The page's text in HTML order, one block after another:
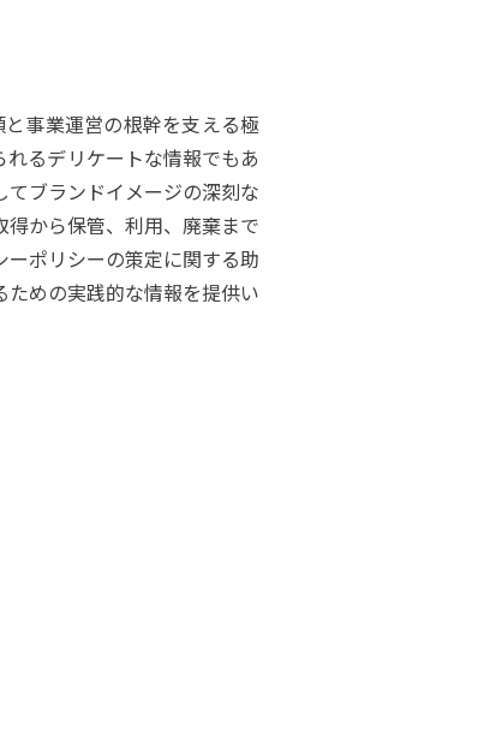
事業運営の根幹を支える極
るデリケートな情報でもあ
ブランドイメージの深刻な
から保管、利用、廃棄まで
ポリシーの策定に関する助
めの実践的な情報を提供い